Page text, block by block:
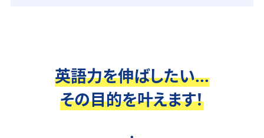
英語力を伸ばしたい...
その目的を叶えます！